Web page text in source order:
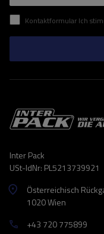
Kontaktformular Ich stimme der Verarbeitung meiner im
Inter Pack
USt-IdNr: PL5213739921
Österreichisch
1020 Wien
+43 720 775899